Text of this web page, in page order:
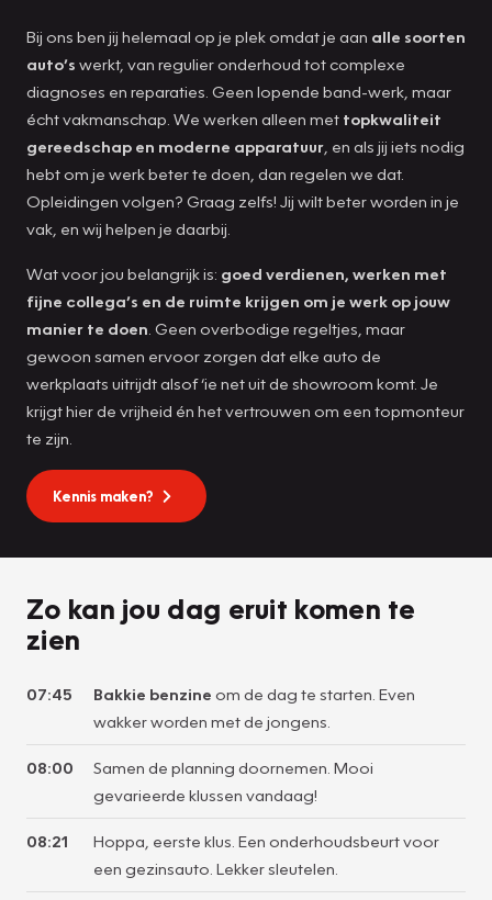
Bij ons ben jij helemaal op je plek omdat je aan alle soorten
auto’s werkt, van regulier onderhoud tot complexe
diagnoses en reparaties. Geen lopende band-werk, maar
écht vakmanschap. We werken alleen met topkwaliteit
gereedschap en moderne apparatuur , en als jij iets nodig
hebt om je werk beter te doen, dan regelen we dat.
Opleidingen volgen? Graag zelfs! Jij wilt beter worden in je
vak, en wij helpen je daarbij.
Wat voor jou belangrijk is: goed verdienen, werken met
fijne collega’s en de ruimte krijgen om je werk op jouw
manier te doen . Geen overbodige regeltjes, maar
gewoon samen ervoor zorgen dat elke auto de
werkplaats uitrijdt alsof ‘ie net uit de showroom komt. Je
krijgt hier de vrijheid én het vertrouwen om een topmonteur
te zijn.
Kennis maken?
Zo kan jou dag eruit komen te
zien
07:45 Bakkie benzine om de dag te starten. Even
wakker worden met de jongens.
08:00
Samen de planning doornemen. Mooi
gevarieerde klussen vandaag!
08:21
Hoppa, eerste klus. Een onderhoudsbeurt voor
een gezinsauto. Lekker sleutelen.